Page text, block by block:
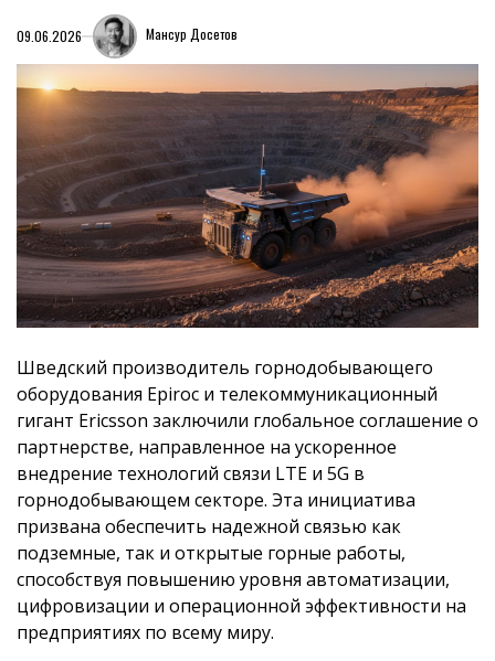
09.06.2026 Мансур Досетов
Шведский производитель горнодобывающего
оборудования Epiroc и телекоммуникационный
гигант Ericsson заключили глобальное соглашение о
партнерстве, направленное на ускоренное
внедрение технологий связи LTE и 5G в
горнодобывающем секторе. Эта инициатива
призвана обеспечить надежной связью как
подземные, так и открытые горные работы,
способствуя повышению уровня автоматизации,
цифровизации и операционной эффективности на
предприятиях по всему миру.